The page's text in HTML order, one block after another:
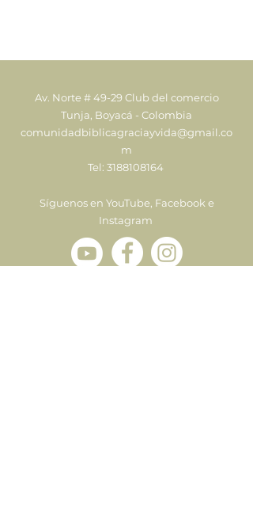
Av. Norte # 49-29 Club del comercio
Tunja, Boyacá - Colombia
comunidadbiblicagraciayvida@gmail.co
m
Tel: 3188108164
Síguenos en YouTube, Facebook e
Instagram